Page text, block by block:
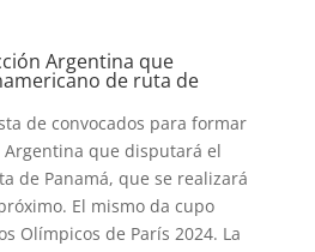
Argentina que
de ruta de
de convocados para formar
Argentina que disputará el
de Panamá, que se realizará
El mismo da cupo
Olímpicos de París 2024. La